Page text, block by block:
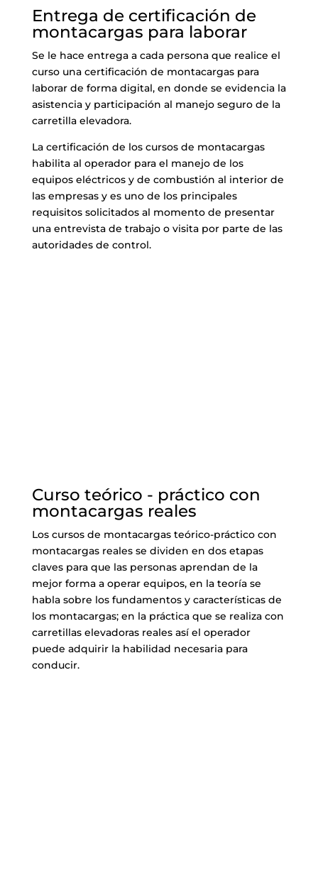
Entrega de certificación de
montacargas para laborar
Se le hace entrega a cada persona que realice el
curso una certificación de montacargas para
laborar de forma digital, en donde se evidencia la
asistencia y participación al manejo seguro de la
carretilla elevadora.
La certificación de los cursos de montacargas
habilita al operador para el manejo de los
equipos eléctricos y de combustión al interior de
las empresas y es uno de los principales
requisitos solicitados al momento de presentar
una entrevista de trabajo o visita por parte de las
autoridades de control.
Curso teórico - práctico con
montacargas reales
Los cursos de montacargas teórico-práctico con
montacargas reales se dividen en dos etapas
claves para que las personas aprendan de la
mejor forma a operar equipos, en la teoría se
habla sobre los fundamentos y características de
los montacargas; en la práctica que se realiza con
carretillas elevadoras reales así el operador
puede adquirir la habilidad necesaria para
conducir.